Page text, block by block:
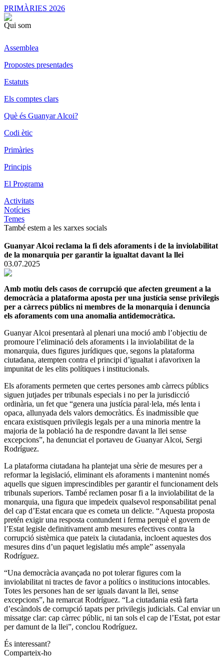
PRIMÀRIES 2026
Qui som
Assemblea
Propostes presentades
Estatuts
Els comptes clars
Què és Guanyar Alcoi?
Codi ètic
Primàries
Principis
El Programa
Activitats
Notícies
Temes
També estem a les xarxes socials
Guanyar Alcoi reclama la fi dels aforaments i de la inviolabilitat
de la monarquia per garantir la igualtat davant la llei
03.07.2025
Amb motiu dels casos de corrupció que afecten greument a la
democràcia a plataforma aposta per una justícia sense privilegis
per a càrrecs públics ni membres de la monarquia i denuncia
els aforaments com una anomalia antidemocràtica.
Guanyar Alcoi presentarà al plenari una moció amb l’objectiu de
promoure l’eliminació dels aforaments i la inviolabilitat de la
monarquia, dues figures jurídiques que, segons la plataforma
ciutadana, atempten contra el principi d’igualtat i afavorixen la
impunitat de les elits polítiques i institucionals.
Els aforaments permeten que certes persones amb càrrecs públics
siguen jutjades per tribunals especials i no per la jurisdicció
ordinària, un fet que “genera una justícia paral·lela, més lenta i
opaca, allunyada dels valors democràtics. És inadmissible que
encara existisquen privilegis legals per a una minoria mentre la
majoria de la població ha de respondre davant la llei sense
excepcions”, ha denunciat el portaveu de Guanyar Alcoi, Sergi
Rodríguez.
La plataforma ciutadana ha plantejat una sèrie de mesures per a
reformar la legislació, eliminant els aforaments i mantenint només
aquells que siguen imprescindibles per garantir el funcionament dels
tribunals superiors. També reclamen posar fi a la inviolabilitat de la
monarquia, una figura que impedeix qualsevol responsabilitat penal
del cap d’Estat encara que es cometa un delicte. “Aquesta proposta
pretén exigir una resposta contundent i ferma perquè el govern de
l’Estat legisle definitivament amb mesures efectives contra la
corrupció sistèmica que pateix la ciutadania, incloent aquestes dos
mesures dins d’un paquet legislatiu més ample” assenyala
Rodríguez.
“Una democràcia avançada no pot tolerar figures com la
inviolabilitat ni tractes de favor a polítics o institucions intocables.
Totes les persones han de ser iguals davant la llei, sense
excepcions”, ha remarcat Rodríguez. “La ciutadania està farta
d’escàndols de corrupció tapats per privilegis judicials. Cal enviar un
missatge clar: cap càrrec públic, ni tan sols el cap de l’Estat, pot estar
per damunt de la llei”, conclou Rodríguez.
És interessant?
Comparteix-ho